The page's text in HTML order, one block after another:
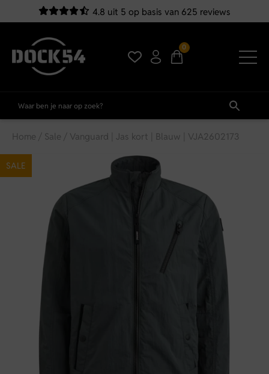
4.8 uit 5 op basis van 625 reviews
0
Home / Sale / Vanguard | Jas kort | Blauw | VJA2602173
SALE